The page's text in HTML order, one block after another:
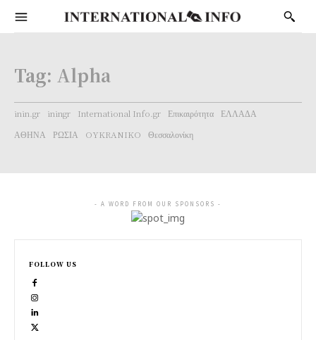
Tag: Alpha
inin.gr iningr International Info.gr Επικαιρότητα
ΕΛΛΑΔΑ
ΑΘΗΝΑ
ΡΩΣΙΑ OYKRANIKO Θεσσαλονίκη
- A WORD FROM OUR SPONSORS -
FOLLOW US